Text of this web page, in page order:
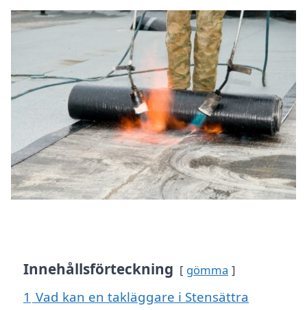
Innehållsförteckning gömma
1 Vad kan en takläggare i Stensättra